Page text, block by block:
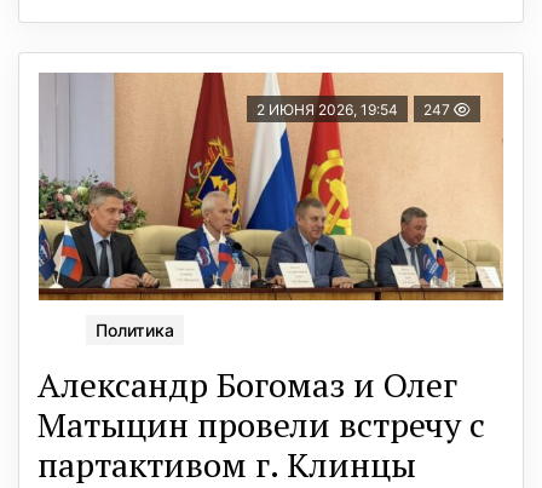
2 ИЮНЯ 2026, 19:54 247
Политика
Александр Богомаз и Олег
Матыцин провели встречу с
партактивом г. Клинцы